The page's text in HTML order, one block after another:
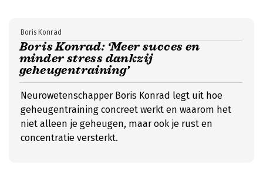
Boris Konrad: ‘Meer succes en
minder stress dankzij
geheugentraining’
Boris Konrad
Neurowetenschapper Boris Konrad legt uit hoe
geheugentraining concreet werkt en waarom het
niet alleen je geheugen, maar ook je rust en
concentratie versterkt.